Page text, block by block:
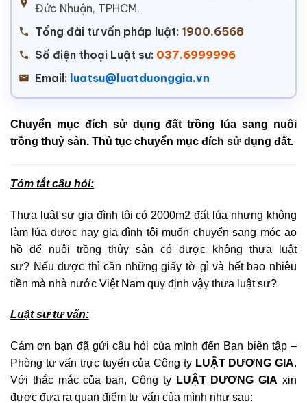
Đức Nhuận, TPHCM.
Tổng đài tư vấn pháp luật: 1900.6568
Số điện thoại Luật sư: 037.6999996
Email: luatsu@luatduonggia.vn
Chuyển mục đích sử dụng đất trồng lúa sang nuôi
trồng thuỷ sản. Thủ tục chuyển mục đích sử dụng đất.
Tóm tắt câu hỏi:
Thưa luật sư gia đình tôi có 2000m2 đất lúa nhưng không
làm lúa được nay gia đình tôi muốn chuyển sang móc ao
hồ để nuôi trồng thủy sản có được không thưa luật
sư? Nếu được thì cần những giấy tờ gì và hết bao nhiêu
tiền mà nhà nước Việt Nam quy định vậy thưa luật sư?
Luật sư tư vấn:
Cám ơn bạn đã gửi câu hỏi của mình đến Ban biên tập –
Phòng tư vấn trực tuyến của Công ty LUẬT DƯƠNG GIA.
Với thắc mắc của bạn, Công ty LUẬT DƯƠNG GIA xin
được đưa ra quan điểm tư vấn của mình như sau: